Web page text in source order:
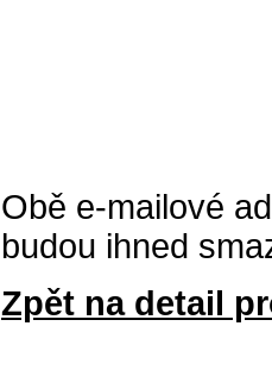
Obě e-mailové
budou ihned
Zpět na detail